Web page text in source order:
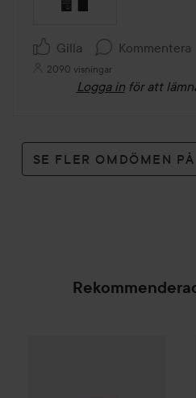
Gilla Kommentera
2090 visningar
Logga in för att
SE FLER OMDÖMEN